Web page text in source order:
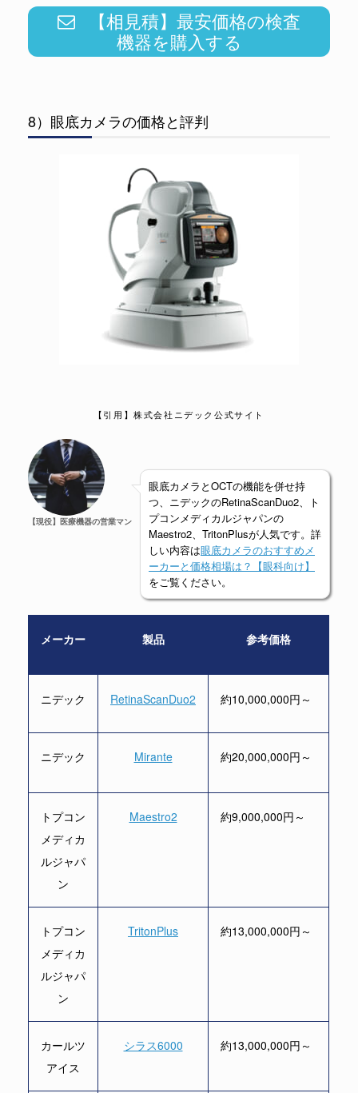
【相見積】最安価格の検査
機器を購入する
8）眼底カメラの価格と評判
【引用】株式会社ニデック公式サイト
【現役】医療機器の営業マン
眼底カメラとOCTの機能を併せ持
つ、ニデックのRetinaScanDuo2、ト
プコンメディカルジャパンの
Maestro2、TritonPlusが人気です。詳
しい内容は眼底カメラのおすすめメ
ーカーと価格相場は？【眼科向け】
をご覧ください。
メーカー 製品 参考価格
ニデック RetinaScanDuo2 約10,000,000円～
ニデック Mirante 約20,000,000円～
トプコン
メディカ
ルジャパ
ン
Maestro2 約9,000,000円～
トプコン
メディカ
ルジャパ
ン
TritonPlus 約13,000,000円～
カールツ
アイス
シラス6000 約13,000,000円～